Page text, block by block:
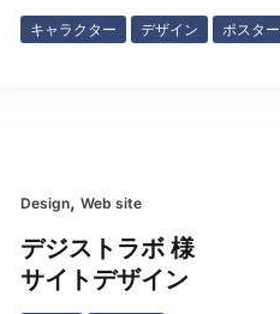
キャラクター デザイン ポスター
Design,Web site
デジストラボ 様
サイトデザイン